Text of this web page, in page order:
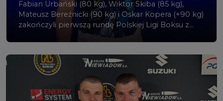
Fabian Urbański (80 kg), Wiktor Skiba (85 kg),
Mateusz Bereźnicki (90 kg) i Oskar Kopera (+90 kg)
zakończyli pierwszą rundę Polskiej Ligi Boksu z
kompletem 7 wygranych walk. Runda rewanżowa